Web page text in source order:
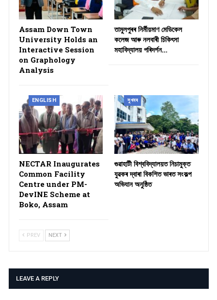
Assam Down Town
University Holds an
Interactive Session
on Graphology
Analysis
তামুলপুৰৰ নিৰ্মীয়মাণ মেডিকেল
কলেজ আৰু নলবাৰী চিকিৎসা
মহাবিদ্যালয় পৰিদৰ্শন…
ENGLISH
NECTAR Inaugurates
Common Facility
Centre under PM-
DevINE Scheme at
Boko, Assam
সুখবৰ
গুৱাহাটী বিশ্ববিদ্যালয়ত নিচামুক্ত
যুৱকৰ দ্বাৰা বিকশিত ভাৰত সংকল্প
অভিযান অনুষ্ঠিত
PREV NEXT
LEAVE A REPLY